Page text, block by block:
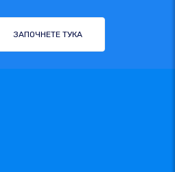
ЗАПОЧНЕТЕ ТУКА